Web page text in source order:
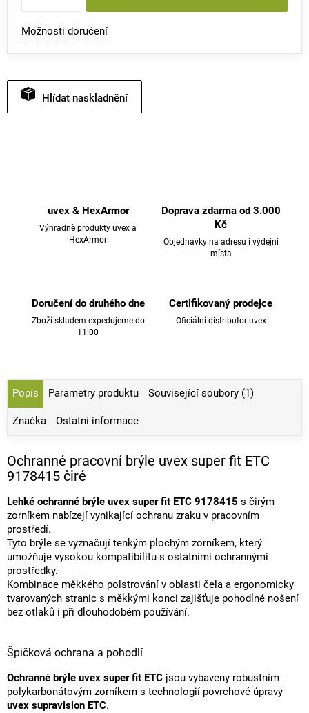
Možnosti doručení
Hlídat
uvex & HexArmor
Výhradně produkty uvex a
HexArmor
Doprava zdarma od 3.000
Kč
Objednávky na adresu i výdejní
místa
Doručení do druhého dne
Zboží skladem expedujeme do
11:00
Certifikovaný prodejce
Oficiální distributor uvex
Popis Parametry produktu Související soubory (1)
Značka Ostatní informace
Ochranné pracovní brýle uvex super fit ETC
9178415 čiré
Lehké ochranné brýle uvex super fit ETC 9178415 s čirým
zorníkem nabízejí vynikající ochranu zraku v pracovním
prostředí.
Tyto brýle se vyznačují tenkým plochým zorníkem, který
umožňuje vysokou kompatibilitu s ostatními ochrannými
prostředky.
Kombinace měkkého polstrování v oblasti čela a ergonomicky
tvarovaných stranic s měkkými konci zajišťuje pohodlné nošení
bez otlaků i při dlouhodobém používání.
Špičková ochrana a pohodlí
Ochranné brýle uvex super fit ETC jsou vybaveny robustním
polykarbonátovým zorníkem s technologií povrchové úpravy
uvex supravision ETC.